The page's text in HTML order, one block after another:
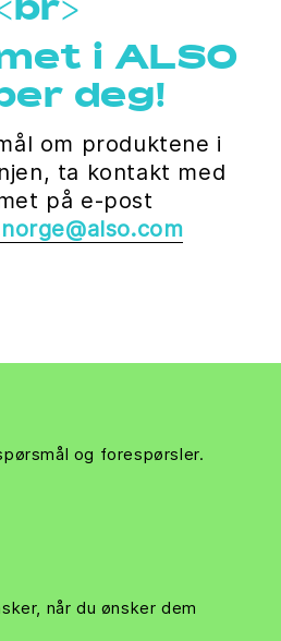
i ALSO
deg!
om produktene i
ta kontakt med
på e-post
og forespørsler.
når du ønsker dem